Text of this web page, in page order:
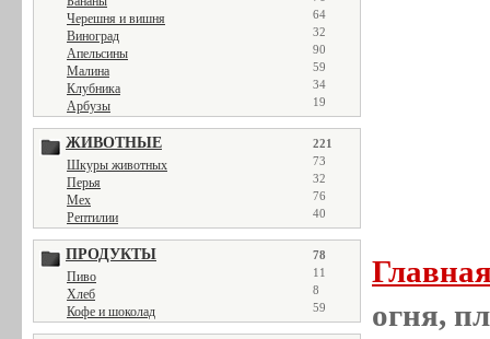
Черешня и вишня 64
Виноград 32
Апельсины 90
Малина 59
Клубника 34
Арбузы 19
ЖИВОТНЫЕ 221
Шкуры животных 73
Перья 32
Мех 76
Рептилии 40
ПРОДУКТЫ 78
Пиво 11
Хлеб 8
Кофе и шоколад 59
огня,